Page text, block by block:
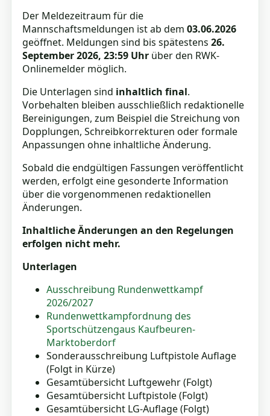
Der Meldezeitraum für die
Mannschaftsmeldungen ist ab dem 03.06.2026
geöffnet. Meldungen sind bis spätestens 26.
September 2026, 23:59 Uhrüber den RWK-
Onlinemelder möglich.
Die Unterlagen sind inhaltlich final.
Vorbehalten bleiben ausschließlich redaktionelle
Bereinigungen, zum Beispiel die Streichung von
Dopplungen, Schreibkorrekturen oder formale
Anpassungen ohne inhaltliche Änderung.
Sobald die endgültigen Fassungen veröffentlicht
werden, erfolgt eine gesonderte Information
über die vorgenommenen redaktionellen
Änderungen.
Inhaltliche Änderungen an den Regelungen
erfolgen nicht mehr.
Unterlagen
Ausschreibung Rundenwettkampf
2026/2027
Rundenwettkampfordnung des
Sportschützengaus Kaufbeuren-
Marktoberdorf
Sonderausschreibung Luftpistole Auflage
(Folgt in Kürze)
Gesamtübersicht Luftgewehr (Folgt)
Gesamtübersicht Luftpistole (Folgt)
Gesamtübersicht LG-Auflage (Folgt)